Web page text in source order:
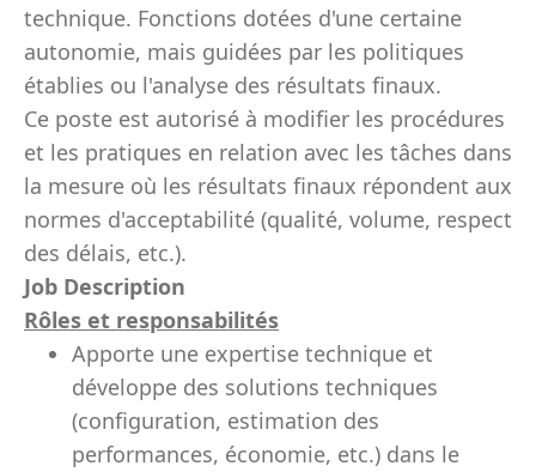
technique. Fonctions dotées d'une certaine
autonomie, mais guidées par les politiques
établies ou l'analyse des résultats finaux.
Ce poste est autorisé à modifier les procédures
et les pratiques en relation avec les tâches dans
la mesure où les résultats finaux répondent aux
normes d'acceptabilité (qualité, volume, respect
des délais, etc.).
Job Description
Rôles et responsabilités
Apporte une expertise technique et
développe des solutions techniques
(configuration, estimation des
performances, économie, etc.) dans le